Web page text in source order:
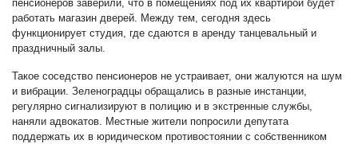
пенсионеров заверили, что в помещениях под их квартирой будет
работать магазин дверей. Между тем, сегодня здесь
функционирует студия, где сдаются в аренду танцевальный и
праздничный залы.
Такое соседство пенсионеров не устраивает, они жалуются на шум
и вибрации. Зеленоградцы обращались в разные инстанции,
регулярно сигнализируют в полицию и в экстренные службы,
наняли адвокатов. Местные жители попросили депутата
поддержать их в юридическом противостоянии с собственником